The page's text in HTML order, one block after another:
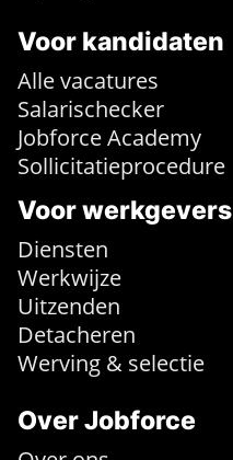
Voor kandidaten
Alle vacatures
Salarischecker
Jobforce Academy
Sollicitatieprocedure
Voor werkgevers
Diensten
Werkwijze
Uitzenden
Detacheren
Werving & selectie
Over Jobforce